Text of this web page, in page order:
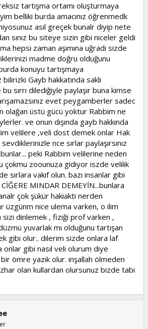
tartışma ortamı oluşturmaya
belliki burda amacınız öğrenmedk
asıl greçek bunalr diyip nete
sınız bu siteye sizin gibi niceler geldi
hepsi zaman aşımına uğradı sizde
madme doğru olduğunu
konuyu tartışmaya
Gayb hakkatında saklı
sırrı dilediğiyle paylaşır buna kimse
evet peygamberler sadec
olağan üstü gücü yoktur Rabbim ne
ve onun dışında gayb hakkında
velilere ,veli dost demek onlar Hak
nce sırlar paylaşırsınız
peki Rabbim velilerine neden
çokmu zoounuza gidiyor iszde velilik
sırlara vakıf olun. bazı insanlar gibi
MINDAR DEMEYİN...bunlara
çok şükür hakiakti nerden
üzgünm nice ulema varken, o ilim
sizi dinlemek , fiziği prof varken ,
yuvarlak mı olduğunu tartışan
gibi olur.. dilerim sizde onlara laf
gibi nasıl veli olurum diye
bir ömre yazık olur. inşallah ölmeden
olan kullardan olursunuz bizde tabi